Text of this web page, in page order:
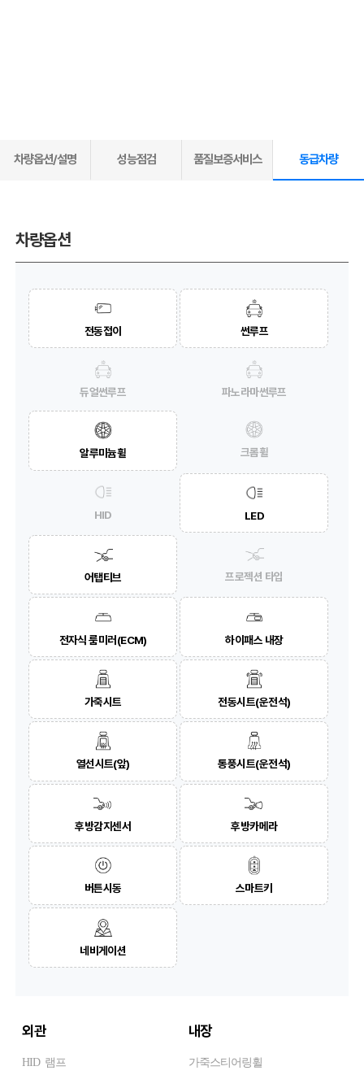
차량옵션/설명 성능점검 품질보증서비스 동급차량
차량옵션
전동접이 썬루프
듀얼썬루프 파노라마썬루프
알루미늄휠 크롬휠
HID LED
어탭티브 프로젝션 타입
전자식 룸미러(ECM) 하이패스 내장
가죽시트 전동시트(운전석)
열선시트(앞) 통풍시트(운전석)
후방감지센서 후방카메라
버튼시동 스마트키
네비게이션
외관
HID 램프
내장
가죽스티어링휠